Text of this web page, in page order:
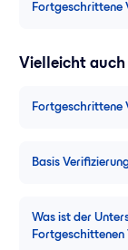
Fortgeschrittene
Vielleicht
Fortgeschrittene
Basis
Was ist der
Fortgeschittenen